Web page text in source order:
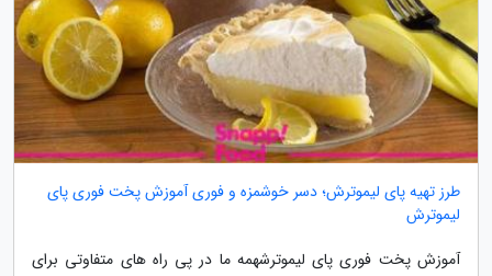
طرز تهیه پای لیموترش؛ دسر خوشمزه و فوری آموزش پخت فوری پای
لیموترش
آموزش پخت فوری پای لیموترشهمه ما در پی راه های متفاوتی برای